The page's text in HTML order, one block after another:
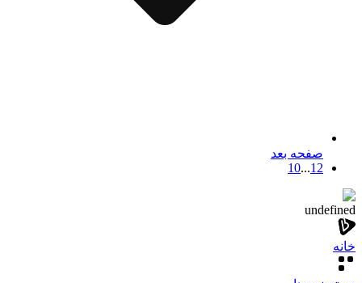
صفحه بعد
12
...
10
undefined
خانه